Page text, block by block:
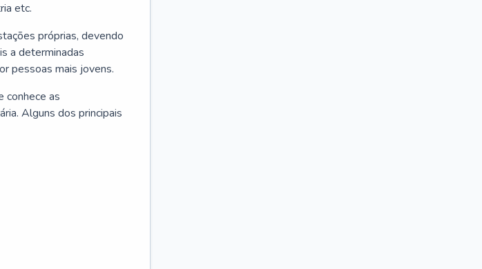
etc.
próprias, devendo
a determinadas
pessoas mais jovens.
conhece as
Alguns dos principais